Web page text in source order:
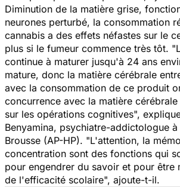
Diminution de la matière grise,
neurones perturbé, la consommation
cannabis a des effets néfastes sur le
plus si le fumeur commence très tôt. "
continue à maturer jusqu'à 24 ans
mature, donc la matière cérébrale
avec la consommation de ce produit
concurrence avec la matière
sur les opérations cognitives",
Benyamina, psychiatre-addictologue à
Brousse (AP-HP). "L'attention, la
concentration sont des fonctions qui
pour engendrer du savoir et pour être
de l'efficacité scolaire", ajoute-t-il.